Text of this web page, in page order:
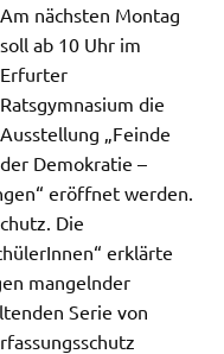
Am nächsten Montag
soll ab 10 Uhr im
Erfurter
Ratsgymnasium die
Ausstellung „Feinde
der Demokratie –
eröffnet werden.
Die
erklärte
mangelnder
Serie von